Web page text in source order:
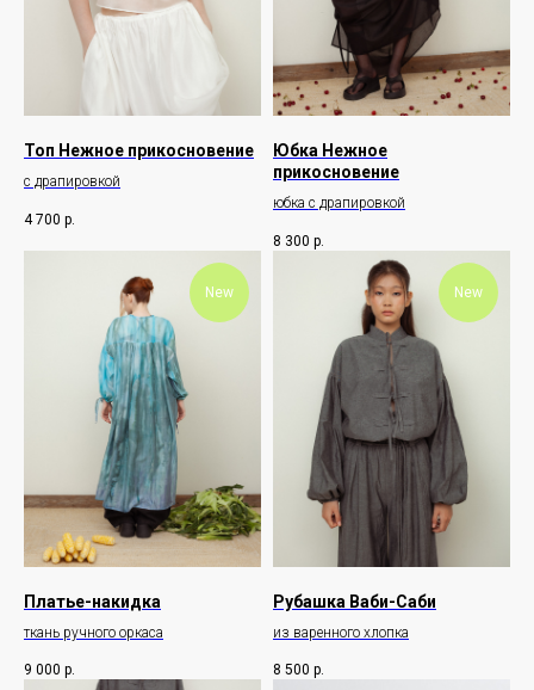
Топ Нежное прикосновение
с драпировкой
4 700 р.
Юбка Нежное
прикосновение
юбка с драпировкой
8 300 р.
New
Платье-накидка
ткань ручного оркаса
9 000 р.
New
Рубашка Ваби-Саби
из варенного хлопка
8 500 р.